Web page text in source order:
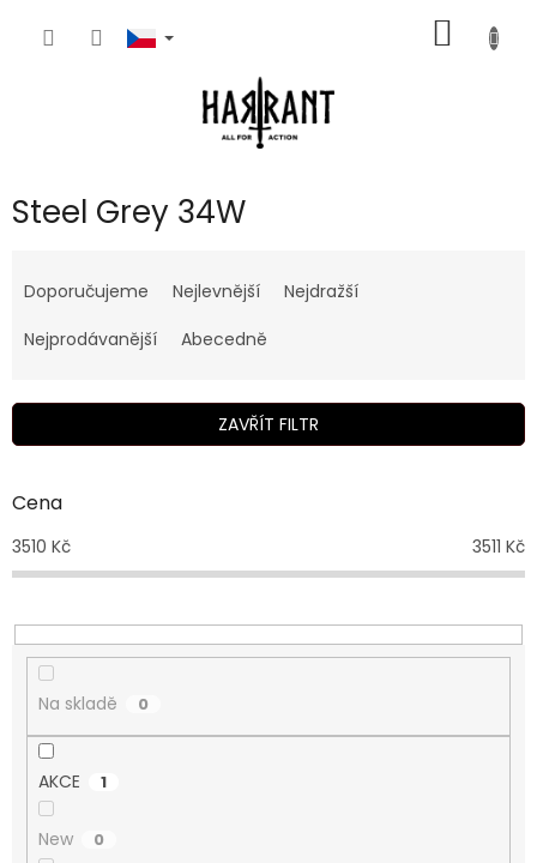
KOŠÍK
Steel Grey 34W
a
e
í
r
d
k
t
Doporučujeme Nejlevnější
Nejdražší
Nejprodávanější
Abecedně
ZAVŘÍT FILTR
Cena
3510 Kč 3511 Kč
Na skladě 0
AKCE 1
New 0